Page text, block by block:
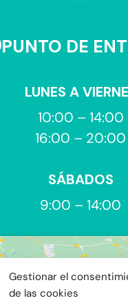
Gestionar el
de las cookies
PUNTO DE
LUNES A
10:00 – 14:00
16:00 – 20:00
SÁBADOS
9:00 – 14:00